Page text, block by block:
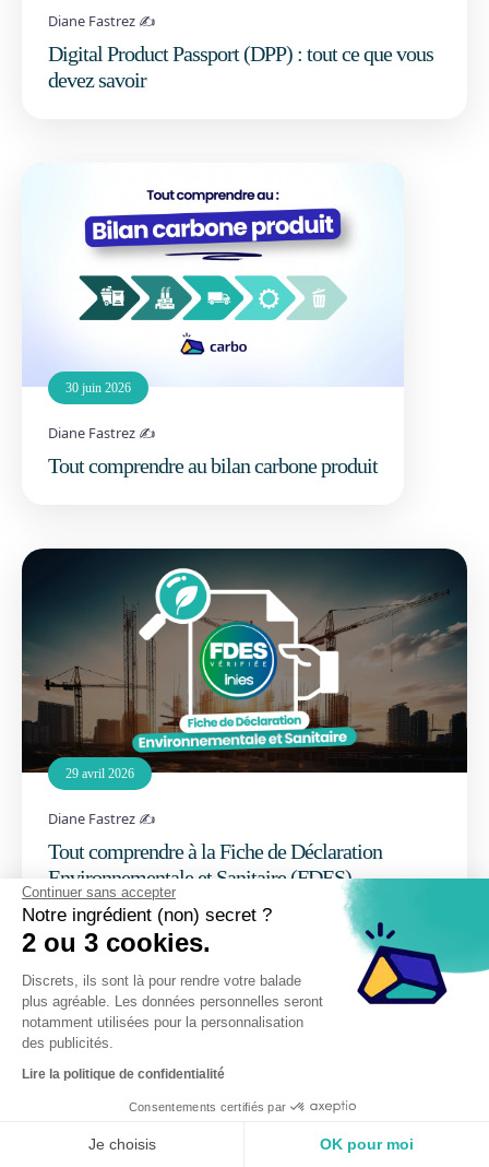
Continuer sans accepter
Notre ingrédient (non) secret ?
2 ou 3 cookies.
Discrets, ils sont là pour rendre votre balade
plus agréable. Les données personnelles seront
notamment utilisées pour la personnalisation
des publicités.
Lire la politique de confidentialité
Consentements certifiés par
Je choisis OK pour moi
Diane Fastrez ✍️
Digital Product Passport (DPP) : tout ce que vous
devez savoir
30 juin 2026
Diane Fastrez ✍️
Tout comprendre au bilan carbone produit
29 avril 2026
Diane Fastrez ✍️
Tout comprendre à la Fiche de Déclaration
Environnementale et Sanitaire (FDES)